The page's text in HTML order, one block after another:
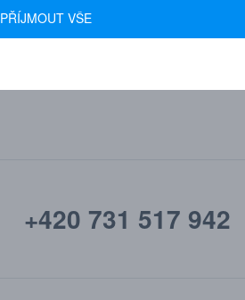
+420 731 517 942
PŘÍJMOUT VŠE